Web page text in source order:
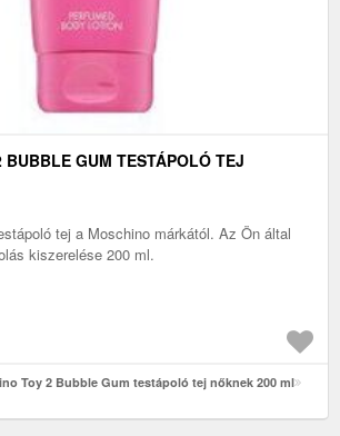
BUBBLE GUM TESTÁPOLÓ TEJ
tej a Moschino márkától. Az Ön által
kiszerelése 200 ml.
Toy 2 Bubble Gum testápoló tej nőknek 200 ml